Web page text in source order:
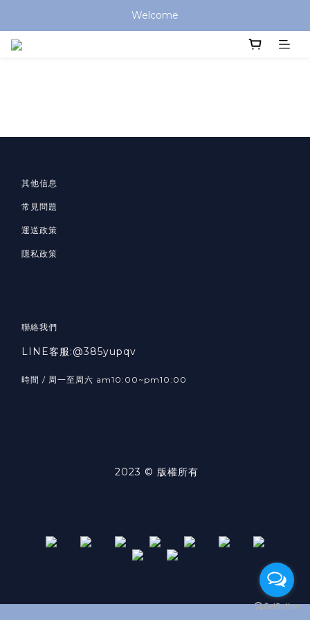
Welcome
其他信息
常見問題
運送政策
隱私政策
聯絡我們
LINE客服:@385yupqv
時間 / 周一至周六 am10:00~pm10:00
2023 © 版權所有